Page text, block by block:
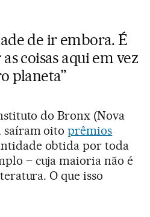
de ir embora. É
coisas aqui em vez
planeta”
do Bronx (Nova
saíram oitoprêmios
obtida por toda
– cuja maioria não é
O que isso